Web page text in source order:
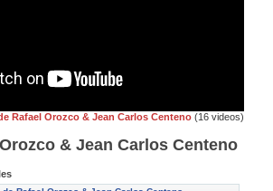
Rafael Orozco & Jean Carlos Centeno (16 videos)
& Jean Carlos Centeno